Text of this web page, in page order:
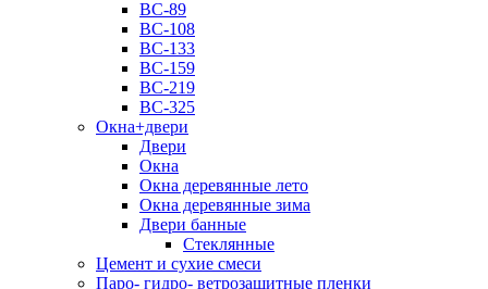
ВС-89
ВС-108
ВС-133
ВС-159
ВС-219
ВС-325
Окна+двери
Двери
Окна
Окна деревянные лето
Окна деревянные зима
Двери банные
Стеклянные
Цемент и сухие смеси
Паро- гидро- ветрозащитные пленки